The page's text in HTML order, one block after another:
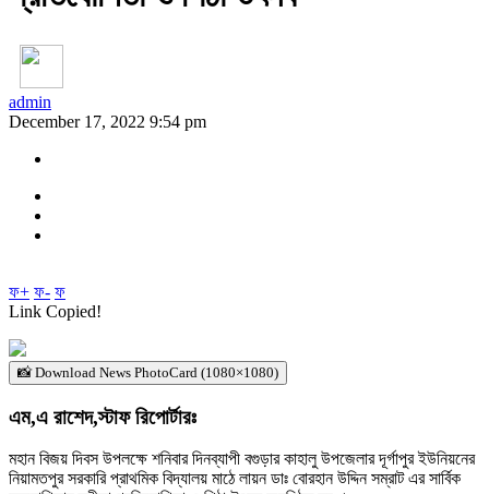
admin
December 17, 2022 9:54 pm
ফ+ ফ- ফ
Link Copied!
📸 Download News PhotoCard (1080×1080)
এম,এ রাশেদ,স্টাফ রিপোর্টারঃ
মহান বিজয় দিবস উপলক্ষে শনিবার দিনব্যাপী বগুড়ার কাহালু উপজেলার দূর্গাপুর ইউনিয়নের
নিয়ামতপুর সরকারি প্রাথমিক বিদ্যালয় মাঠে লায়ন ডাঃ বোরহান উদ্দিন সম্রাট এর সার্বিক